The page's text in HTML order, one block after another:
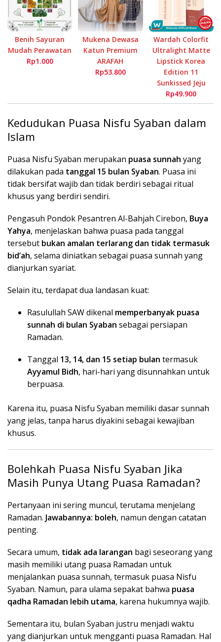
Benih Sayuran
Mudah Perawatan
Rp1.000
Mukena Dewasa
Katun Premium
ARAFAH
Rp53.800
Wardah Colorfit
Ultralight Matte
Lipstick Korea
Edition 11
Sunkissed Jeju
Rp49.900
Kedudukan Puasa Nisfu Syaban dalam
Islam
Puasa Nisfu Syaban merupakan puasa sunnah yang
dilakukan pada tanggal 15 bulan Syaban. Puasa ini
tidak bersifat wajib dan tidak berdiri sebagai ritual
khusus yang berdiri sendiri.
Pengasuh Pondok Pesantren Al-Bahjah Cirebon, Buya
Yahya, menjelaskan bahwa puasa pada tanggal
tersebut bukan amalan terlarang dan tidak termasuk
bid’ah, selama diniatkan sebagai puasa sunnah yang
dianjurkan syariat.
Selain itu, terdapat dua landasan kuat:
Rasulullah SAW dikenal memperbanyak puasa
sunnah di bulan Syaban sebagai persiapan
Ramadan.
Tanggal 13, 14, dan 15 setiap bulan termasuk
Ayyamul Bidh, hari-hari yang disunnahkan untuk
berpuasa.
Karena itu, puasa Nisfu Syaban memiliki dasar sunnah
yang jelas, tanpa harus diyakini sebagai kewajiban
khusus.
Bolehkah Puasa Nisfu Syaban Jika
Masih Punya Utang Puasa Ramadan?
Pertanyaan ini sering muncul, terutama menjelang
Ramadan. Jawabannya: boleh, namun dengan catatan
penting.
Secara umum, tidak ada larangan bagi seseorang yang
masih memiliki utang puasa Ramadan untuk
menjalankan puasa sunnah, termasuk puasa Nisfu
Syaban. Namun, para ulama sepakat bahwa puasa
qadha Ramadan lebih utama, karena hukumnya wajib.
Sementara itu, bulan Syaban justru menjadi waktu
yang dianjurkan untuk mengganti puasa Ramadan. Hal